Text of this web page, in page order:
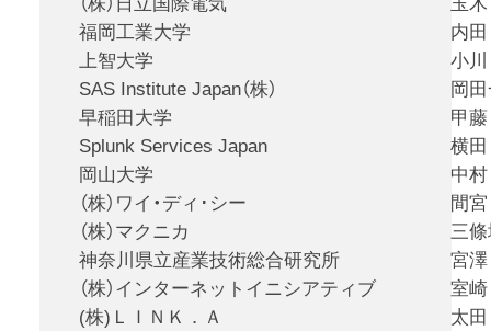
福岡工業大学
内
上智大学
小
SAS Institute Japan（株）
岡
早稲田大学
甲
Splunk Services Japan
横
岡山大学
中
（株）ワイ・ディ･シー
間
（株）マクニカ
三
神奈川県立産業技術総合研究所
宮
（株）インターネットイニシアティブ
室
(株)ＬＩＮＫ．Ａ
太